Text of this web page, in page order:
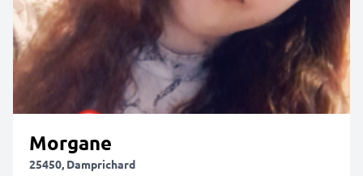
Morgane
25450, Damprichard